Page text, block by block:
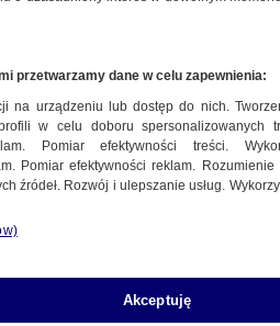
i łopatki", "To cud,
stało"
wypowiedzi po
ze Słowenią. - Ktoś
przetwarzamy dane w celu zapewnienia:
na urządzeniu lub dostęp do nich.
w celu doboru spersonalizowanych
Pomiar efektywności treści.
Pomiar efektywności reklam.
źródeł. Rozwój i ulepszanie usług.
Akceptuję